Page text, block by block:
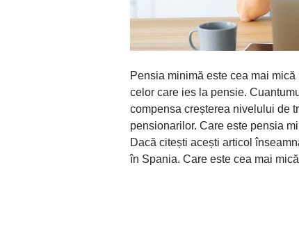
Pensia minimă este cea mai
celor care ies la pensie.
compensa creșterea nivelului de
pensionarilor. Care este pensia
Dacă citești acești articol
în Spania. Care este cea mai